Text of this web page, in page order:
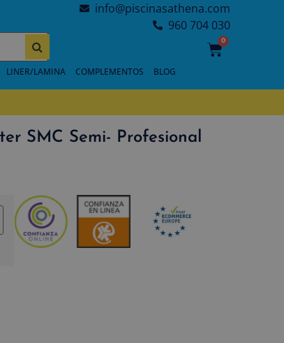
info@piscinasathena.com
960 704 030
0
LINER/LAMINA COMPLEMENTOS BLOG
SMC Semi- Profesional